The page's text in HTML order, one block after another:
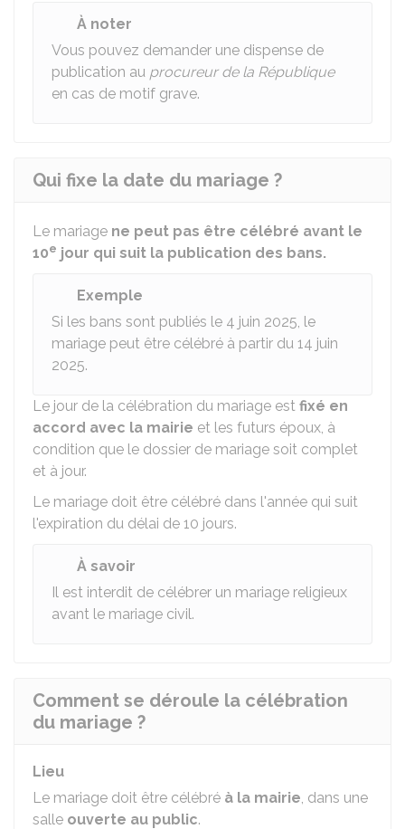
À noter
Vous pouvez demander une dispense de
publication au procureur de la République
en cas de motif grave.
Qui fixe la date du mariage ?
Le mariage ne peut pas être célébré avant le
10e jour qui suit la publication des bans.
Exemple
Si les bans sont publiés le 4 juin 2025, le
mariage peut être célébré à partir du 14 juin
2025.
Le jour de la célébration du mariage est fixé en
accord avec la mairie et les futurs époux, à
condition que le dossier de mariage soit complet
et à jour.
Le mariage doit être célébré dans l'année qui suit
l'expiration du délai de 10 jours.
À savoir
Il est interdit de célébrer un mariage religieux
avant le mariage civil.
Comment se déroule la célébration
du mariage ?
Lieu
Le mariage doit être célébré à la mairie, dans une
salle ouverte au public.